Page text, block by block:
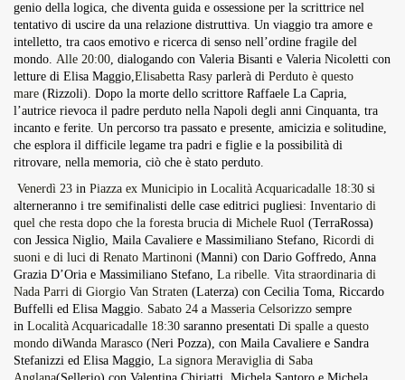
genio della logica, che diventa guida e ossessione per la scrittrice nel
tentativo di uscire da una relazione distruttiva. Un viaggio tra amore e
intelletto, tra caos emotivo e ricerca di senso nell’ordine fragile del
mondo. Alle 20:00, dialogando con Valeria Bisanti e Valeria Nicoletti con
letture di Elisa Maggio,Elisabetta Rasy parlerà di Perduto è questo
mare (Rizzoli). Dopo la morte dello scrittore Raffaele La Capria,
l’autrice rievoca il padre perduto nella Napoli degli anni Cinquanta, tra
incanto e ferite. Un percorso tra passato e presente, amicizia e solitudine,
che esplora il difficile legame tra padri e figlie e la possibilità di
ritrovare, nella memoria, ciò che è stato perduto.
Venerdì 23 in Piazza ex Municipio in Località Acquaricadalle 18:30 si
alterneranno i tre semifinalisti delle case editrici pugliesi: Inventario di
quel che resta dopo che la foresta brucia di Michele Ruol (TerraRossa)
con Jessica Niglio, Maila Cavaliere e Massimiliano Stefano, Ricordi di
suoni e di luci di Renato Martinoni (Manni) con Dario Goffredo, Anna
Grazia D’Oria e Massimiliano Stefano, La ribelle. Vita straordinaria di
Nada Parri di Giorgio Van Straten (Laterza) con Cecilia Toma, Riccardo
Buffelli ed Elisa Maggio. Sabato 24 a Masseria Celsorizzo sempre
in Località Acquaricadalle 18:30 saranno presentati Di spalle a questo
mondo diWanda Marasco (Neri Pozza), con Maila Cavaliere e Sandra
Stefanizzi ed Elisa Maggio, La signora Meraviglia di Saba